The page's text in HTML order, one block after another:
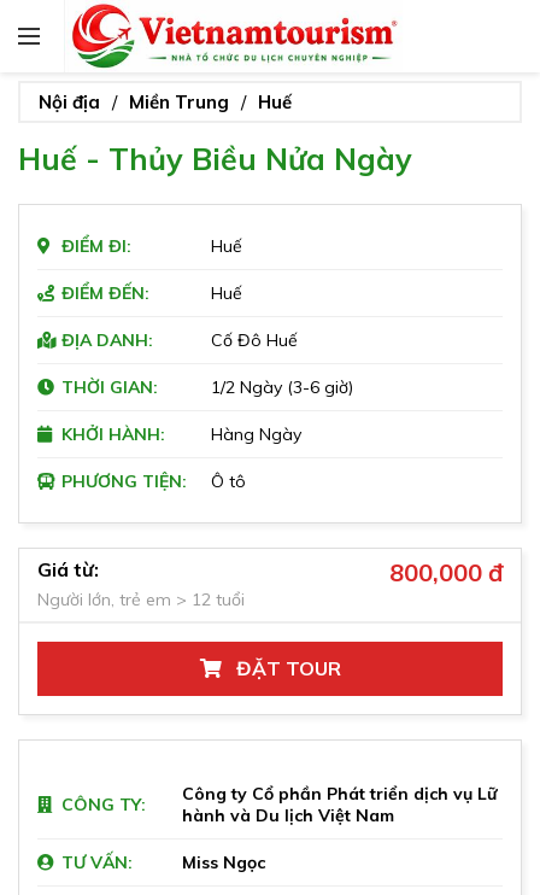
Nội địa Miền Trung Huế
Huế - Thủy Biều Nửa Ngày
ĐIỂM ĐI: Huế
ĐIỂM ĐẾN: Huế
ĐỊA DANH: Cố Đô Huế
THỜI GIAN: 1/2 Ngày (3-6 giờ)
KHỞI HÀNH: Hàng Ngày
PHƯƠNG TIỆN: Ô tô
Giá từ:
Người lớn, trẻ em > 12 tuổi
800,000 đ
ĐẶT TOUR
CÔNG TY:
Công ty Cổ phần Phát triển dịch vụ Lữ
hành và Du lịch Việt Nam
TƯ VẤN: Miss Ngọc